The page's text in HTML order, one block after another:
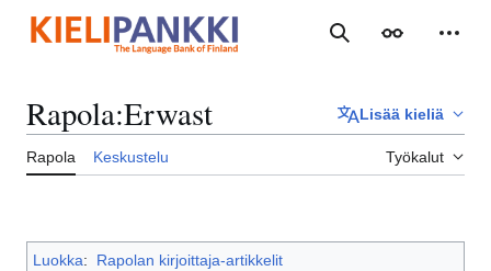
sisältöön
Haku Ulkoasu
Rapola:Erwast Lisää kieliä
Rapola Keskustelu Työkalut
Luokka: Rapolan kirjoittaja-artikkelit